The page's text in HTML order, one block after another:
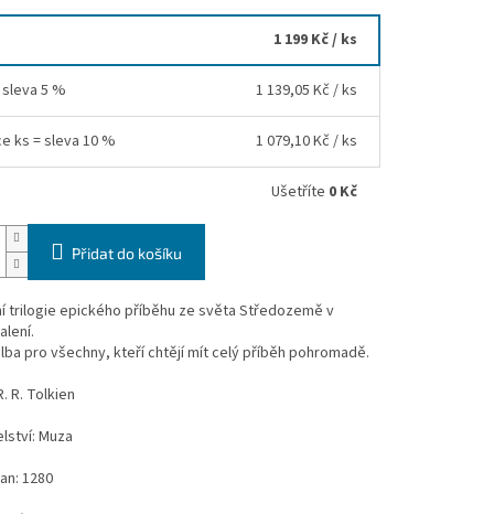
1 199 Kč/ ks
5 % 1 139,05 Kč / ks
ks = sleva 10 % 1 079,10 Kč / ks
Ušetříte 0 Kč
Přidat do košíku
trilogie epického příběhu ze světa Středozemě v
pro všechny, kteří chtějí mít celý příběh pohromadě.
R. Tolkien
Muza
1280